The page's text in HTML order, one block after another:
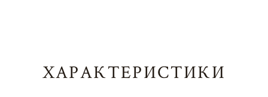
ХАРАКТЕРИСТИКИ